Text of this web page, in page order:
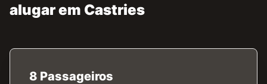
alugar em Castries
8 Passageiros